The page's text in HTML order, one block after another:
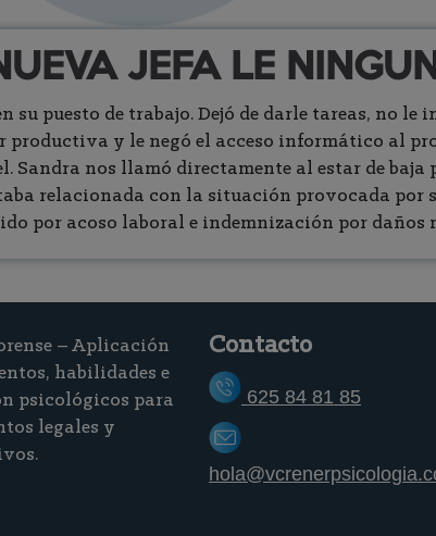
JEFA LE
su puesto de trabajo. Dejó de darle tareas, no le
productiva y le negó el acceso informático al
Sandra nos llamó directamente al estar de baja
relacionada con la situación provocada por
por acoso laboral e indemnización por daños
– Aplicación
habilidades e
psicológicos para
legales y
Contacto
625 84 81 85